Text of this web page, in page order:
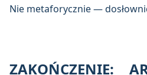
Nie metaforycznie —
ZAKOŃCZENIE: